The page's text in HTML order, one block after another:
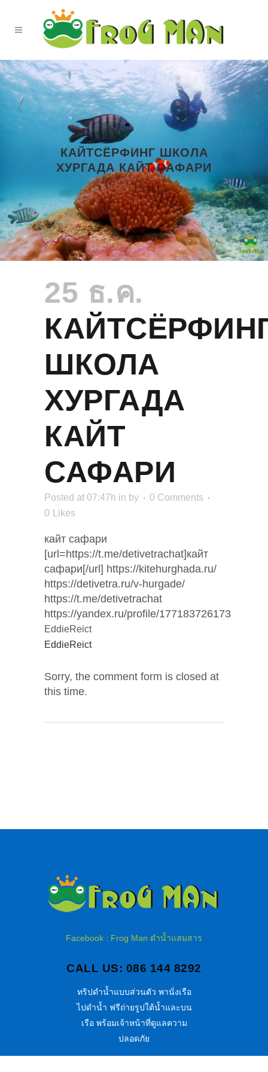
КАЙТСЁРФИНГ ШКОЛА
ХУРГАДА КАЙТ САФАРИ
25 ธ.ค.
ШКОЛА
ХУРГАДА
КАЙТ
САФАРИ
Posted at 07:47h in by
0 Comments
0
Likes
кайт сафари
[url=https://t.me/detivetrachat]кайт
сафари[/url] https://kitehurghada.ru/
https://detivetra.ru/v-hurgade/
https://t.me/detivetrachat
https://yandex.ru/profile/177183726173
EddieReict
EddieReict
Sorry, the comment form is closed at
this time.
Facebook : Frog Man ดำน้ำแสมสาร
CALL US: 086 144 8292
ทริปดำน้ำแบบส่วนตัว พานั่งเรือ
ไปดำน้ำ ฟรีถ่ายรูปใต้น้ำและบน
เรือ พร้อมเจ้าหน้าที่ดูแลความ
ปลอดภัย